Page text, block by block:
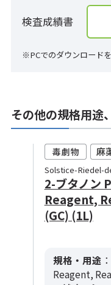
検査成績書
※PCでのダウンロードを
その他の規格用途
Solstice-Riedel-
2-ブタノン
Reagent,
(GC) (1L)
規格・用途
Reagent,